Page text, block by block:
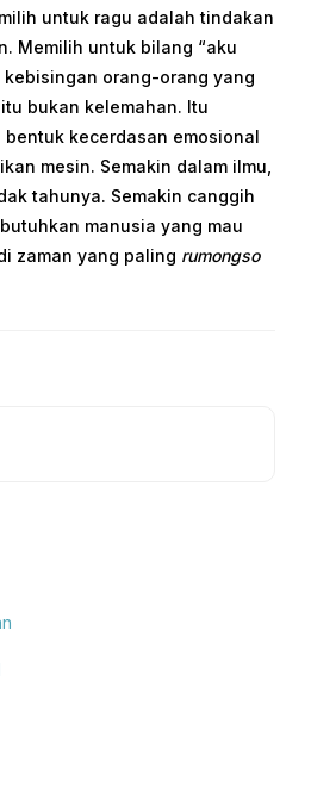
untuk ragu adalah tindakan
Memilih untuk bilang “aku
orang-orang yang
bukan kelemahan. Itu
kecerdasan emosional
mesin. Semakin dalam ilmu,
tahunya. Semakin canggih
manusia yang mau
zaman yang paling rumongso